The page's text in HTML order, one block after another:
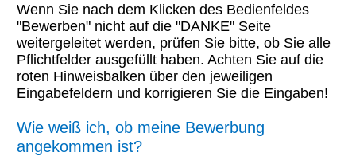
Wenn Sie nach dem Klicken des Bedienfeldes
"Bewerben" nicht auf die "DANKE" Seite
weitergeleitet werden, prüfen Sie bitte, ob Sie alle
Pflichtfelder ausgefüllt haben. Achten Sie auf die
roten Hinweisbalken über den jeweiligen
Eingabefeldern und korrigieren Sie die Eingaben!
Wie weiß ich, ob meine Bewerbung
angekommen ist?